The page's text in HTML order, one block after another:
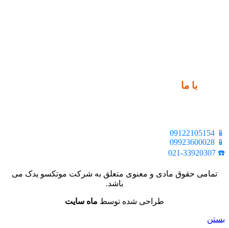
با ما
📱 09122105154
📱 09923600028
☎️ 021-33920307
تمامی حقوق مادی و معنوی متعلق به شرکت موتکسو یدک می
باشد.
طراحی شده توسط ماه سایت
بستن